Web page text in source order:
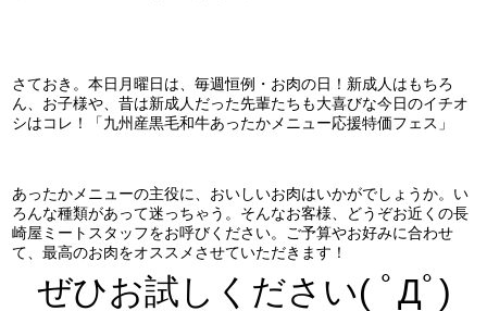
さておき。本日月曜日は、毎週恒例・お肉の日！新成人はもちろ
ん、お子様や、昔は新成人だった先輩たちも大喜びな今日のイチオ
シはコレ！「九州産黒毛和牛あったかメニュー応援特価フェス」
あったかメニューの主役に、おいしいお肉はいかがでしょうか。い
ろんな種類があって迷っちゃう。そんなお客様、どうぞお近くの長
崎屋ミートスタッフをお呼びください。ご予算やお好みに合わせ
て、最高のお肉をオススメさせていただきます！
ぜひお試しください( ﾟДﾟ)